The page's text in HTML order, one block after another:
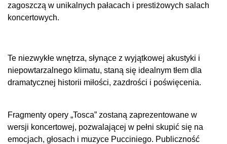
zagoszczą w unikalnych pałacach i prestiżowych salach
koncertowych.
Te niezwykłe wnętrza, słynące z wyjątkowej akustyki i
niepowtarzalnego klimatu, staną się idealnym tłem dla
dramatycznej historii miłości, zazdrości i poświęcenia.
Fragmenty opery „Tosca” zostaną zaprezentowane w
wersji koncertowej, pozwalającej w pełni skupić się na
emocjach, głosach i muzyce Pucciniego. Publiczność